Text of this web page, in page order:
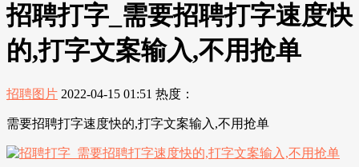
招聘打字_需要招聘打字速度快
的,打字文案输入,不用抢单
招聘图片 2022-04-15 01:51 热度：
需要招聘打字速度快的,打字文案输入,不用抢单